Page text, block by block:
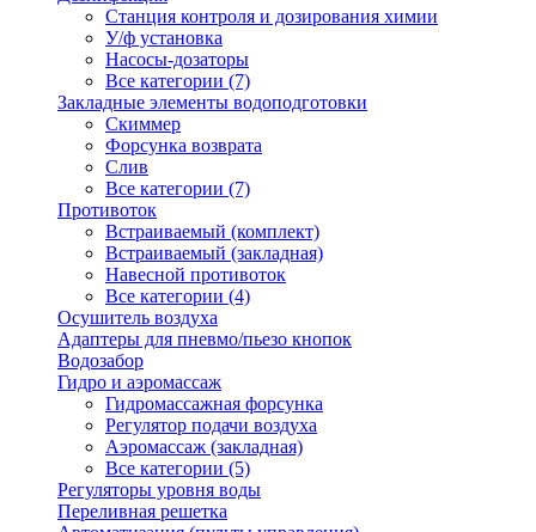
Станция контроля и дозирования химии
У/ф установка
Насосы-дозаторы
Все категории (7)
Закладные элементы водоподготовки
Скиммер
Форсунка возврата
Слив
Все категории (7)
Противоток
Встраиваемый (комплект)
Встраиваемый (закладная)
Навесной противоток
Все категории (4)
Осушитель воздуха
Адаптеры для пневмо/пьезо кнопок
Водозабор
Гидро и аэромассаж
Гидромассажная форсунка
Регулятор подачи воздуха
Аэромассаж (закладная)
Все категории (5)
Регуляторы уровня воды
Переливная решетка